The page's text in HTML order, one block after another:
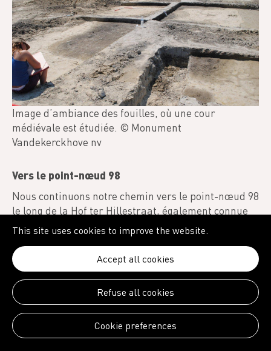
Image d’ambiance des fouilles, où une cour
médiévale est étudiée. © Monument
Vandekerckhove nv
Vers le point-nœud 98
Nous continuons notre chemin vers le point-nœud 98
le long de la Hof ter Hillestraat, également connue
sous le nom de Oude Zeedijk. Cette digue a
probablement été construite au 10ème siècle. Cela
ressort des fouilles de 2009-2010. Le parcours
sinueux au milieu est une roue, l'endroit où la digue
a rompu au 11ème siècle lors d'une tempête et a été
réparée plus tard.
Pont Florizoonebrug Wulpendijk
Le canal Nieuwpoort-Veurne est l'une des voies
This site uses cookies to improve the website.
Cookie preferences
Refuse all cookies
Accept all cookies